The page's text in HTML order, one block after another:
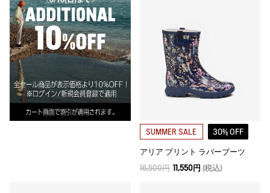
SUMMER SALE 30% OFF
アリア プリント ラバーブーツ
16,500円 11,550円 (税込)